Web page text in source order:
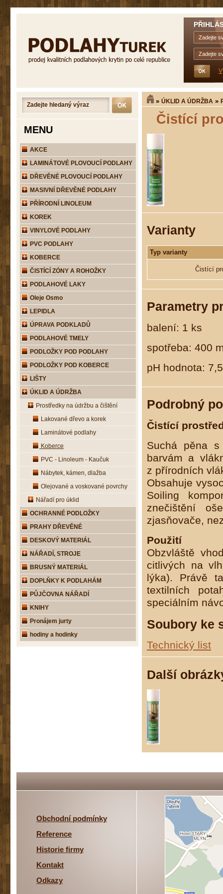
» ÚKLID A ÚDRŽBA »
Čistící
Varianty
Typ varianty
Čistící
Parametry
balení: 1 ks
spotřeba: 400
pH hodnota: 7,5
Podrobný
Čistící
Suchá pěna
barvám a
z přírodních
Obsahuje
Soiling
znečištění
zjasňovače,
Použití
Obzvláště
citlivých na
lýka). Právě
textilních
speciálním
Soubory ke
Technický list
Další
MENU
AKCE
LAMINÁTOVÉ PLOVOUCÍ PODLAHY
DŘEVĚNÉ PLOVOUCÍ PODLAHY
MASIVNÍ DŘEVĚNÉ PODLAHY
PŘÍRODNÍ LINOLEUM
KOREK
VINYLOVÉ PODLAHY
PVC PODLAHY
KOBERCE
ČISTÍCÍ ZÓNY A ROHOŽKY
PODLAHOVÉ LAKY
Oleje Osmo
LEPIDLA
ÚPRAVA PODKLADŮ
PODLAHOVÉ TMELY
PODLOŽKY POD PODLAHY
PODLOŽKY POD KOBERCE
LIŠTY
ÚKLID A ÚDRŽBA
Prostředky na údržbu a čištění
Lakované dřevo a korek
Laminátové podlahy
Koberce
PVC - Linoleum - Kaučuk
Nábytek, kámen, dlažba
Olejované a voskované povrchy
Nářadí pro úklid
OCHRANNÉ PODLOŽKY
PRAHY DŘEVĚNÉ
DESKOVÝ MATERIÁL
NÁŘADÍ, STROJE
BRUSNÝ MATERIÁL
DOPLŇKY K PODLAHÁM
PŮJČOVNA NÁŘADÍ
KNIHY
Pronájem jurty
hodiny a hodinky
Obchodní podmínky
Reference
Historie firmy
Kontakt
Odkazy